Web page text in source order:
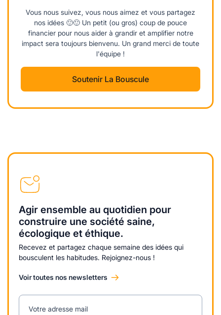
Vous nous suivez, vous nous aimez et vous partagez
nos idées 🙂🙂 Un petit (ou gros) coup de pouce
financier pour nous aider à grandir et amplifier notre
impact sera toujours bienvenu. Un grand merci de toute
l'équipe !
Soutenir La Bouscule
Agir ensemble au quotidien pour
construire une société saine,
écologique et éthique.
Recevez et partagez chaque semaine des idées qui
bousculent les habitudes. Rejoignez-nous !
Voir toutes nos newsletters
Votre adresse mail